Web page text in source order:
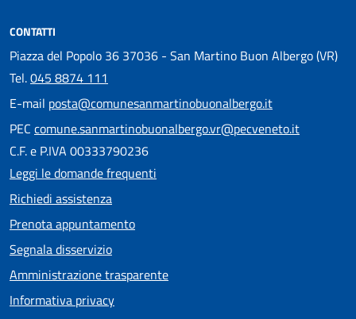
CONTATTI
Piazza del Popolo 36 37036 - San Martino Buon Albergo (VR)
Tel.045 8874 111
E-mail posta@comunesanmartinobuonalbergo.it
PEC comune.sanmartinobuonalbergo.vr@pecveneto.it
C.F. e P.IVA 00333790236
Leggi le domande frequenti
Richiedi assistenza
Prenota appuntamento
Segnala disservizio
Amministrazione trasparente
Informativa privacy